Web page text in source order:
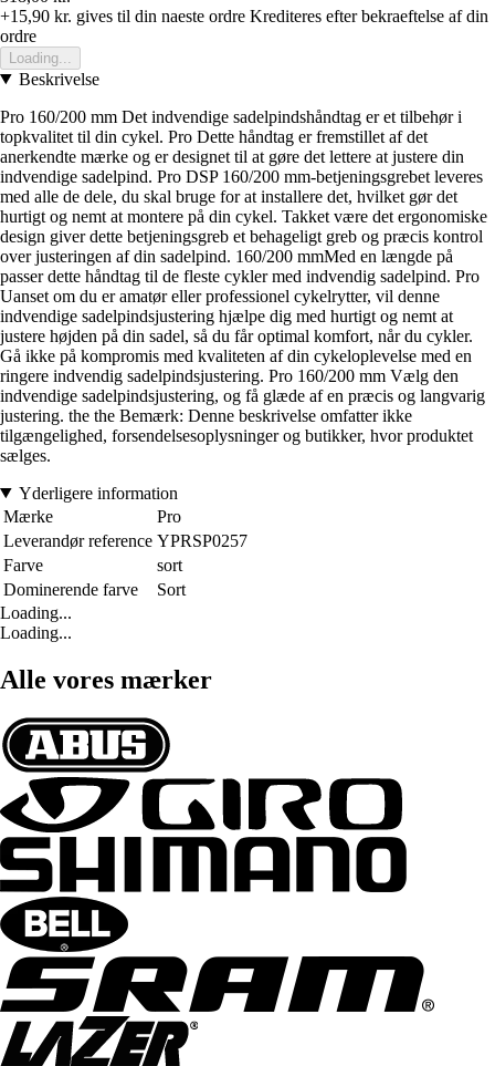
+15,90 kr. gives til din naeste ordre Krediteres efter bekraeftelse af din
ordre
Loading...
Beskrivelse
Pro 160/200 mm Det indvendige sadelpindshåndtag er et tilbehør i
topkvalitet til din cykel. Pro Dette håndtag er fremstillet af det
anerkendte mærke og er designet til at gøre det lettere at justere din
indvendige sadelpind. Pro DSP 160/200 mm-betjeningsgrebet leveres
med alle de dele, du skal bruge for at installere det, hvilket gør det
hurtigt og nemt at montere på din cykel. Takket være det ergonomiske
design giver dette betjeningsgreb et behageligt greb og præcis kontrol
over justeringen af din sadelpind. 160/200 mmMed en længde på
passer dette håndtag til de fleste cykler med indvendig sadelpind. Pro
Uanset om du er amatør eller professionel cykelrytter, vil denne
indvendige sadelpindsjustering hjælpe dig med hurtigt og nemt at
justere højden på din sadel, så du får optimal komfort, når du cykler.
Gå ikke på kompromis med kvaliteten af din cykeloplevelse med en
ringere indvendig sadelpindsjustering. Pro 160/200 mm Vælg den
indvendige sadelpindsjustering, og få glæde af en præcis og langvarig
justering. the the Bemærk: Denne beskrivelse omfatter ikke
tilgængelighed, forsendelsesoplysninger og butikker, hvor produktet
sælges.
Yderligere information
Mærke
Pro
Leverandør reference YPRSP0257
Farve
sort
Dominerende farve
Sort
Loading...
Loading...
Alle vores mærker